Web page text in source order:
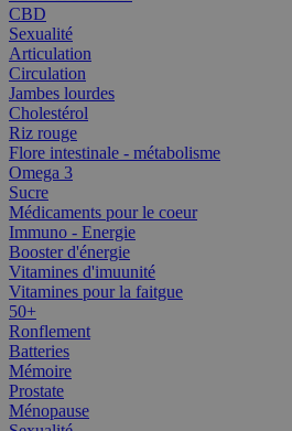
CBD
Sexualité
Articulation
Circulation
Jambes lourdes
Cholestérol
Riz rouge
Flore intestinale - métabolisme
Omega 3
Sucre
Médicaments pour le coeur
Immuno - Energie
Booster d'énergie
Vitamines d'imuunité
Vitamines pour la faitgue
50+
Ronflement
Batteries
Mémoire
Prostate
Ménopause